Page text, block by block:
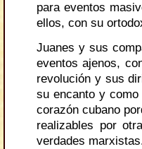
para eventos
ellos, con su
Juanes y sus
eventos ajenos,
revolución y sus
su encanto y
corazón cubano
realizables por
verdades